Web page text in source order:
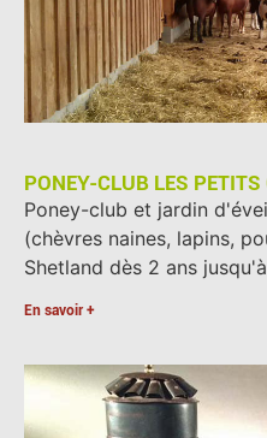
PONEY-CLUB LES PETITS
Poney-club et jardin
(chèvres naines, lapins,
Shetland dès 2 ans
En savoir +